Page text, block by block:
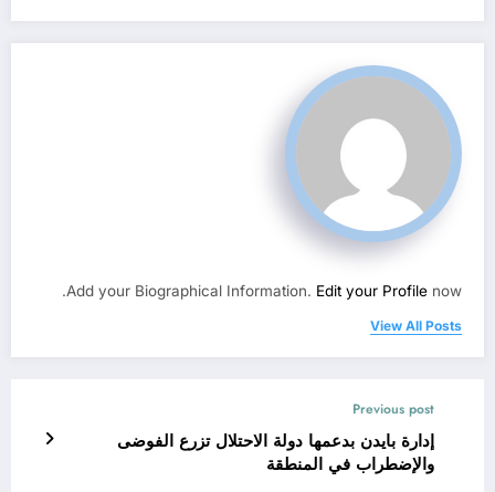
Add your Biographical Information. Edit your Profile now.
View All Posts
Previous post
إدارة بايدن بدعمها دولة الاحتلال تزرع الفوضى
والإضطراب في المنطقة